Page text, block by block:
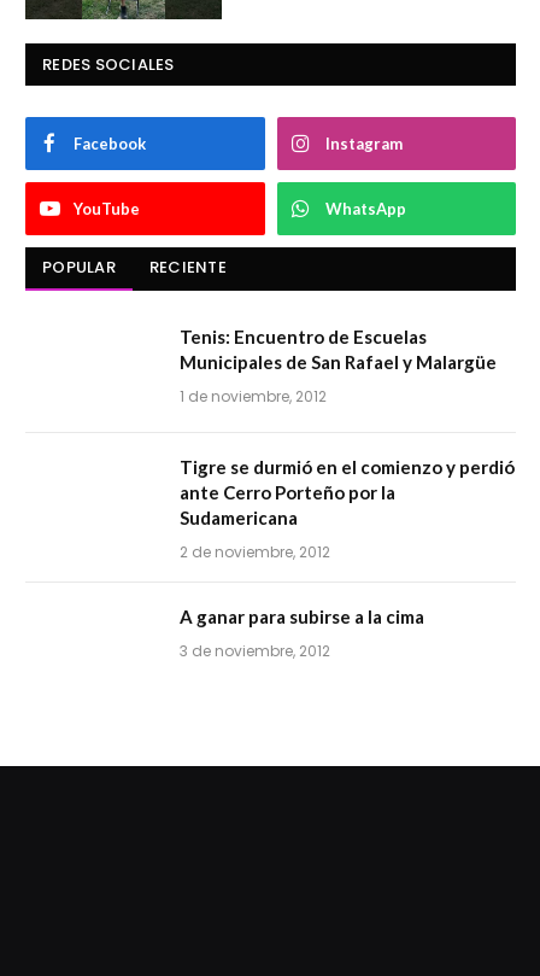
REDES SOCIALES
Facebook Instagram
YouTube WhatsApp
POPULAR RECIENTE
Tenis: Encuentro de Escuelas
Municipales de San Rafael y Malargüe
1 de noviembre, 2012
Tigre se durmió en el comienzo y perdió
ante Cerro Porteño por la
Sudamericana
2 de noviembre, 2012
A ganar para subirse a la cima
3 de noviembre, 2012